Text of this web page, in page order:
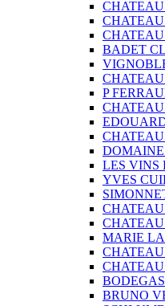
BADET
P
CHATEAU
DOMAINE
LES VINS
YVES
MARIE
BRUNO